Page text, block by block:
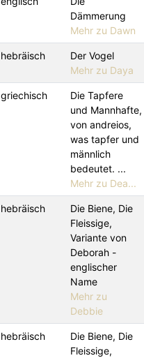
Dämmerung
Mehr zu Dawn
hebräisch
Der Vogel
Mehr zu Daya
griechisch
Die Tapfere
und Mannhafte,
von andreios,
was tapfer und
männlich
bedeutet. ...
Mehr zu Dea...
hebräisch
Die Biene, Die
Fleissige,
Variante von
Deborah -
englischer
Name
Mehr zu
Debbie
hebräisch
Die Biene, Die
Fleissige,